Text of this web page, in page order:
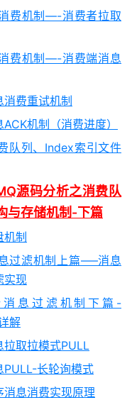
费机制—-消费者拉取
费机制—-消费端消息
费重试机制
机制（消费进度）
队列、Index索引文件
源码分析之消费队
与存储机制-下篇
制
过滤机制上篇—–消息
实现
消息过滤机制下篇-
解
取拉模式PULL
长轮询模式
息消费实现原理